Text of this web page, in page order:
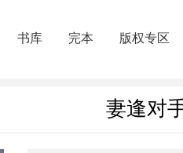
书库 完本 版权专区
妻逢对